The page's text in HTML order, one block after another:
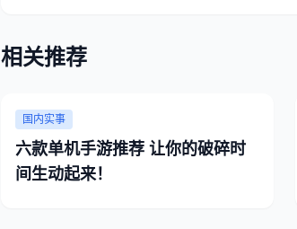
相关推荐
国内实事
六款单机手游推荐 让你的破碎时
间生动起来！